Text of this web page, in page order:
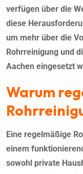
verfügen über die
diese
um mehr über die
Rohrreinigung und
Aachen eingesetzt
Warum
Eine regelmäßige
einem
sowohl private